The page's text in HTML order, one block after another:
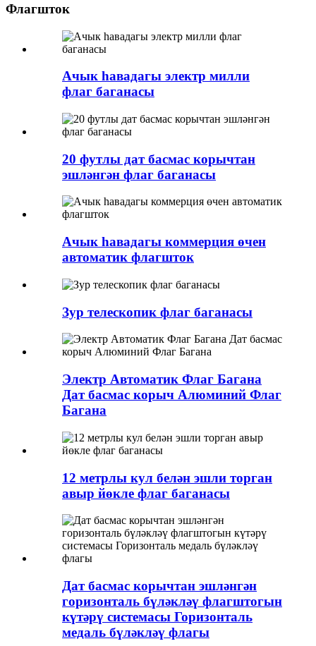
Флагшток
Ачык һавадагы электр милли
флаг баганасы
20 футлы дат басмас корычтан
эшләнгән флаг баганасы
Ачык һавадагы коммерция өчен
автоматик флагшток
Зур телескопик флаг баганасы
Электр Автоматик Флаг Багана
Дат басмас корыч Алюминий Флаг
Багана
12 метрлы кул белән эшли торган
авыр йөкле флаг баганасы
Дат басмас корычтан эшләнгән
горизонталь бүләкләү флагштогын
күтәрү системасы Горизонталь
медаль бүләкләү флагы